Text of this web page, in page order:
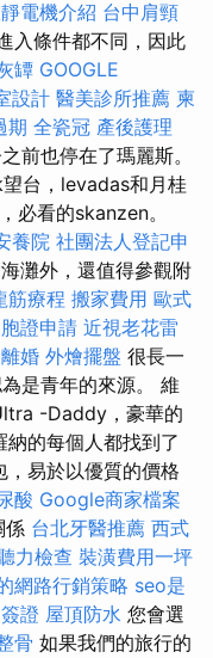
電機介紹 台中肩頸
入條件都不同，因此
罈 GOOGLE
設計 醫美診所推薦 柬
期 全瓷冠 產後護理
前也停在了瑪麗斯。
台，levadas和月桂
必看的skanzen。
養院 社團法人登記申
灘外，還值得參觀附
筋療程 搬家費用 歐式
證申請 近視老花雷
離婚 外燴擺盤 很長一
是青年的來源。 維
-Daddy，豪華的
的每個人都找到了
易於以優質的價格
酸 Google商家檔案
係 台北牙醫推薦 西式
力檢查 裝潢費用一坪
網路行銷策略 seo是
證 屋頂防水 您會選
骨 如果我們的旅行的